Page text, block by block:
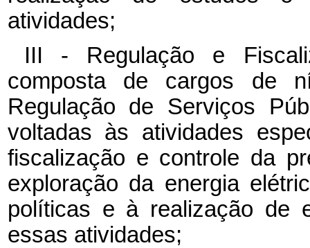
atividades;
III - Regulação e
composta de cargos de
Regulação de Serviços
voltadas às atividades
fiscalização e controle da
exploração da energia
políticas e à realização de
essas atividades;